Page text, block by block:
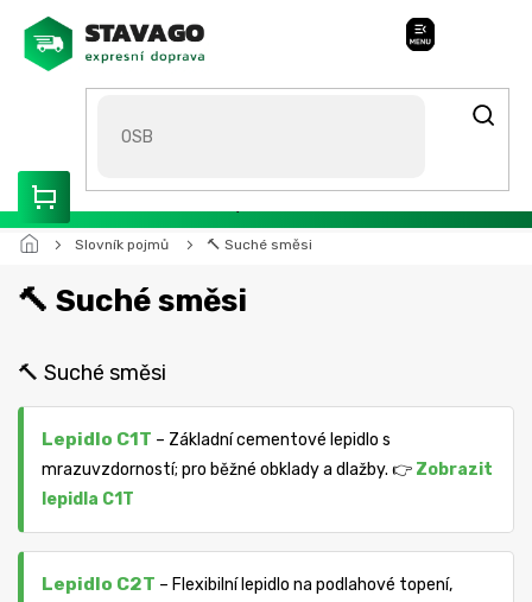
obsah
ROZVÁŽÍME OLOMOUCKO, SVITAVSKO, ŠUMPERSKO, BRNO,
Slovník pojmů 🔨 Suché směsi
🔨 Suché směsi
🔨 Suché směsi
Lepidlo C1T – Základní cementové lepidlo s
mrazuvzdorností; pro běžné obklady a dlažby. 👉 Zobrazit
lepidla C1T
Lepidlo C2T – Flexibilní lepidlo na podlahové topení,
Stavago Podpora